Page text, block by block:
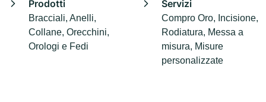
Prodotti
Bracciali, Anelli,
Collane, Orecchini,
Orologi e Fedi
Servizi
Compro Oro, Incisione,
Rodiatura, Messa a
misura, Misure
personalizzate